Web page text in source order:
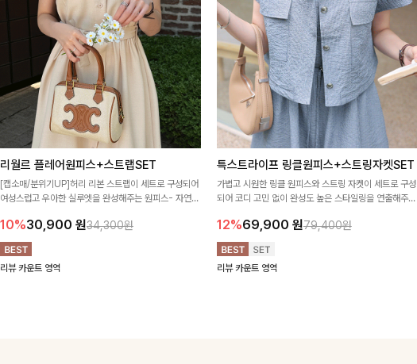
리월르 플레어원피스+스트랩SET
[캡소매/분위기UP]허리 리본 스트랩이 세트로 구성되어
여성스럽고 우아한 실루엣을 완성해주는 원피스- 자연스
면서도 여리한 무드로 입어져✨
10%30,900 원34,300원
리뷰 카운트 영역
특스트라이프 링클원피스+스트링자켓SET
가볍고 시원한 링클 원피스와 스트링 자켓이 세트로 구성
되어 코디 고민 없이 완성도 높은 스타일링을 연출해주는
링 디테일로 다양한 핏을 연출할 수 있어 데일리부터 여
행룩까지 멋스럽게 즐기기 좋아요 ✨
12%69,900 원79,400원
리뷰 카운트 영역